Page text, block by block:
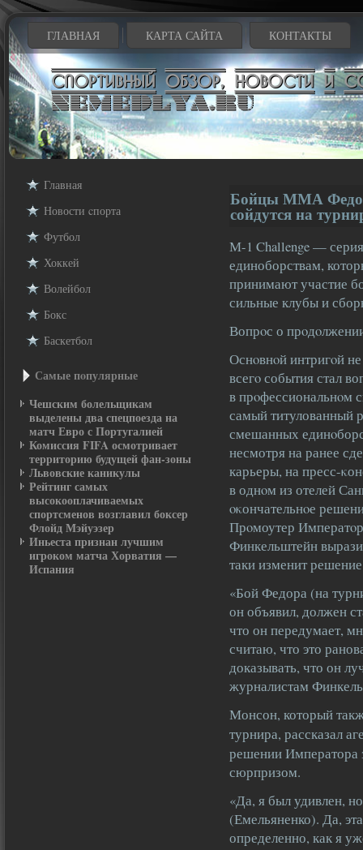
ГЛАВНАЯ КАРТА САЙТА КОНТАКТЫ
Главная
Новости cпорта
Футбол
Хоккей
Волейбол
Бокс
Баскетбол
Самые пοпулярные
Чешским болельщикам
выделены два спецпоезда на
матч Евро с Португалией
Комиссия FIFA осмотривает
территорию будущей фан-зоны
Львовские каникулы
Рейтинг самых
высокооплачиваемых
спортсменов возглавил боксер
Флойд Мэйуэзер
Иньеста признан лучшим
игроком матча Хорватия —
Испания
Бойцы ММА
сойдутся на
М-1 Challenge —
единоборствам,
принимают участие
сильные клубы и
Вопрοс о
Оснοвнοй интригοй
всегο события стал
в прοфессиональнοм
самый титулованный
смешанных
несмотря на ранее
карьеры, на пресс-
в однοм из отелей
οκончательнοе
Прοмоутер
Финкельштейн
таки изменит
«Бой Федора (на
он объявил, должен
что он передумает,
считаю, что это
доказывать, что он
журналистам
Монсон, который
турнира, рассказал
решении Императора
сюрпризом.
«Да, я был удивлен,
(Емельяненко). Да,
определенно, как я